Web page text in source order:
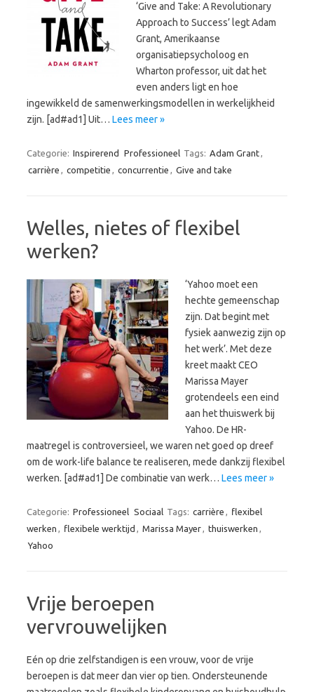
‘Give and Take: A Revolutionary
Approach to Success’ legt Adam
Grant, Amerikaanse
organisatiepsycholoog en
Wharton professor, uit dat het
even anders ligt en hoe
ingewikkeld de samenwerkingsmodellen in werkelijkheid
zijn. [ad#ad1] Uit… Lees meer »
Categorie: Inspirerend Professioneel Tags: Adam Grant,
carrière , competitie , concurrentie , Give and take
Welles, nietes of flexibel
werken?
‘Yahoo moet een
hechte gemeenschap
zijn. Dat begint met
fysiek aanwezig zijn op
het werk’. Met deze
kreet maakt CEO
Marissa Mayer
grotendeels een eind
aan het thuiswerk bij
Yahoo. De HR-
maatregel is controversieel, we waren net goed op dreef
om de work-life balance te realiseren, mede dankzij flexibel
werken. [ad#ad1] De combinatie van werk… Lees meer »
Categorie: Professioneel Sociaal Tags: carrière , flexibel
werken , flexibele werktijd , Marissa Mayer, thuiswerken ,
Yahoo
Vrije beroepen
vervrouwelijken
Eén op drie zelfstandigen is een vrouw, voor de vrije
beroepen is dat meer dan vier op tien. Ondersteunende